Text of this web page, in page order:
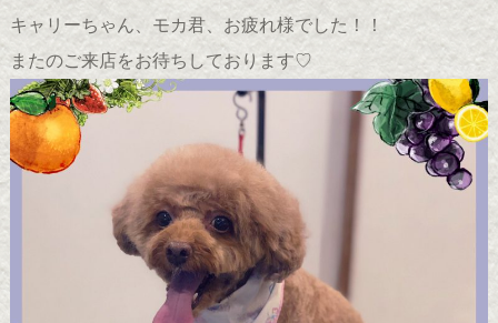
キャリーちゃん、モカ君、お疲れ様でした！！
またのご来店をお待ちしております♡